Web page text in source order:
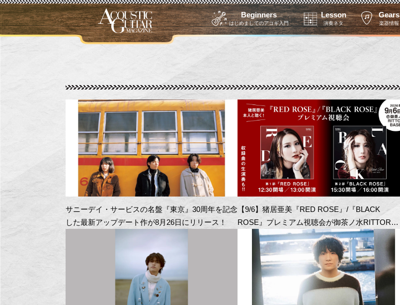
Beginners
はじめましてのアコギ入門
Lesson
演奏ネタ
Gears
楽器情報
サニーデイ・サービスの名盤『東京』30周年を記念
した最新アップデート作が8月26日にリリース！
【9/6】猪居亜美『RED ROSE』/『BLACK
ROSE』プレミアム視聴会が御茶ノ水RITTOR
BASEにて開催！